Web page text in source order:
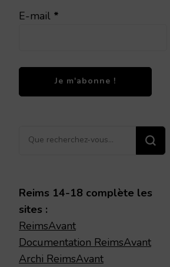
E-mail *
Vous
Reims 14-18 complète les
sites :
ReimsAvant
Documentation ReimsAvant
Archi ReimsAvant